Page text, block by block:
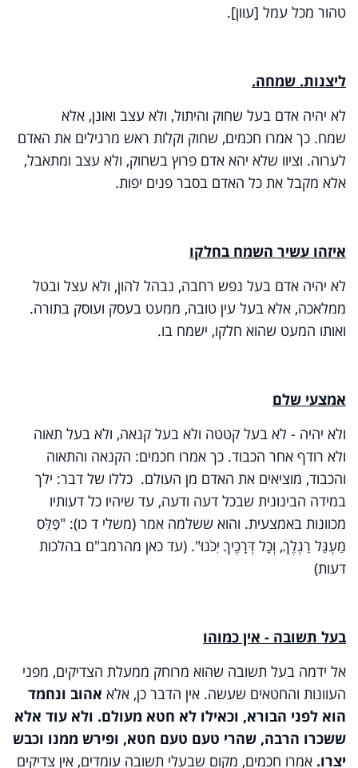
טהור מכל עמל [עוון].
ליצנות. שמחה.
לא יהיה אדם בעל שחוק והיתול, ולא עצב ואונן, אלא
שמח. כך אמרו חכמים, שחוק וקלות ראש מרגילים את האדם
לערוה. וציוו שלא יהא אדם פרוץ בשחוק, ולא עצב ומתאבל,
אלא מקבל את כל האדם בסבר פנים יפות.
איזהו עשיר השמח בחלקו
לא יהיה אדם בעל נפש רחבה, נבהל להון, ולא עצל ובטל
ממלאכה, אלא בעל עין טובה, ממעט בעסק ועוסק בתורה.
ואותו המעט שהוא חלקו, ישמח בו.
אמצעי שלם
ולא יהיה - לא בעל קטטה ולא בעל קנאה, ולא בעל תאוה
ולא רודף אחר הכבוד. כך אמרו חכמים: הקנאה והתאוה
והכבוד, מוציאים את האדם מן העולם. כללו של דבר: ילך
במידה הבינונית שבכל דעה ודעה, עד שיהיו כל דעותיו
מכוונות באמצעית. והוא ששלמה אמר (משלי ד כו): "פַּלֵּס
מַעְגַּל רַגְלֶךָ, וְכָל דְּרָכֶיךָ יִכֹּנוּ". (עד כאן מהרמב"ם בהלכות
דעות)
בעל תשובה - אין כמוהו
אל ידמה בעל תשובה שהוא מרוחק ממעלת הצדיקים, מפני
העוונות והחטאים שעשה. אין הדבר כן, אלא אהוב ונחמד
הוא לפני הבורא, וכאילו לא חטא מעולם. ולא עוד אלא
ששכרו הרבה, שהרי טעם טעם חטא, ופירש ממנו וכבש
יצרו. אמרו חכמים, מקום שבעלי תשובה עומדים, אין צדיקים